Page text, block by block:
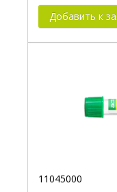
Добавить к
11045000